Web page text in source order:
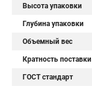
Высота упаковки
Глубина упаковки
Объемный вес
Кратность поставки
ГОСТ стандарт